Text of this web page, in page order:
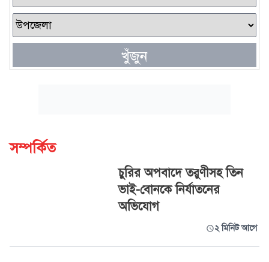
খুঁজুন
সম্পর্কিত
চুরির অপবাদে তরুণীসহ তিন
ভাই-বোনকে নির্যাতনের
অভিযোগ
২ মিনিট আগে